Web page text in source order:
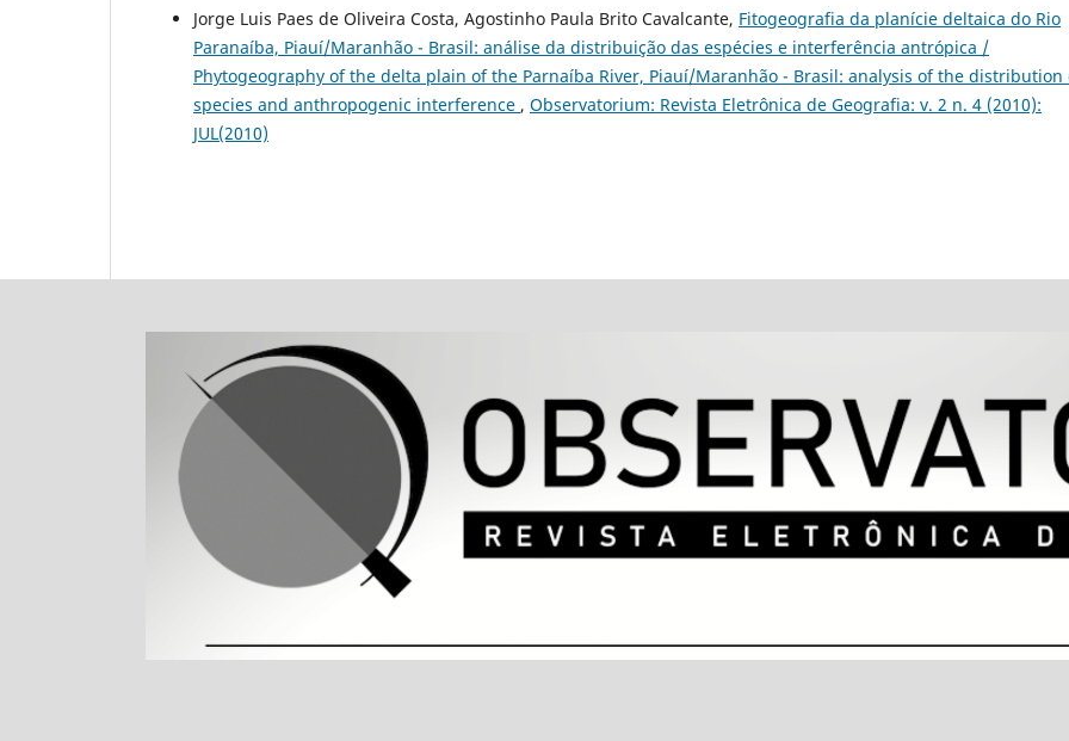
Jorge Luis Paes de Oliveira Costa, Agostinho Paula Brito Cavalcante, Fitogeografia da planície deltaica do Rio
Paranaíba, Piauí/Maranhão - Brasil: análise da distribuição das espécies e interferência antrópica /
Phytogeography of the delta plain of the Parnaíba River, Piauí/Maranhão - Brasil: analysis of the distribution
species and anthropogenic interference , Observatorium: Revista Eletrônica de Geografia: v. 2 n. 4 (2010):
JUL(2010)